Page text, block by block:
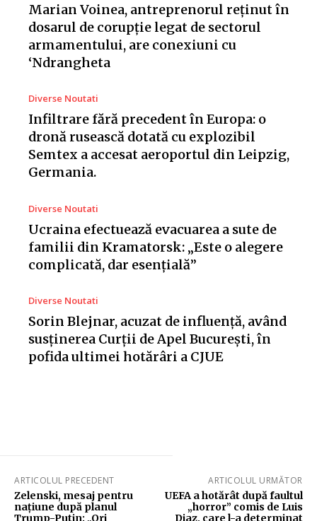
Marian Voinea, antreprenorul reținut în
dosarul de corupție legat de sectorul
armamentului, are conexiuni cu
‘Ndrangheta
Diverse Noutati
Infiltrare fără precedent în Europa: o
dronă rusească dotată cu explozibil
Semtex a accesat aeroportul din Leipzig,
Germania.
Diverse Noutati
Ucraina efectuează evacuarea a sute de
familii din Kramatorsk: „Este o alegere
complicată, dar esențială”
Diverse Noutati
Sorin Blejnar, acuzat de influență, având
susținerea Curții de Apel București, în
pofida ultimei hotărâri a CJUE
ARTICOLUL PRECEDENT
Zelenski, mesaj pentru
națiune după planul
ARTICOLUL URMĂTOR
UEFA a hotărât după faultul
„horror” comis de Luis